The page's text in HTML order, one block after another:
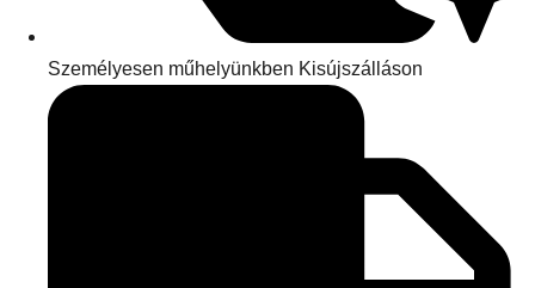
Személyesen műhelyünkben Kisújszálláson